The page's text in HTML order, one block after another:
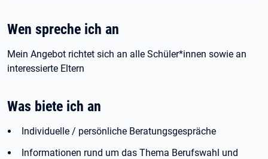
Wen spreche ich an
Mein Angebot richtet sich an alle Schüler*innen sowie an
interessierte Eltern
Was biete ich an
Individuelle / persönliche Beratungsgespräche
Informationen rund um das Thema Berufswahl und